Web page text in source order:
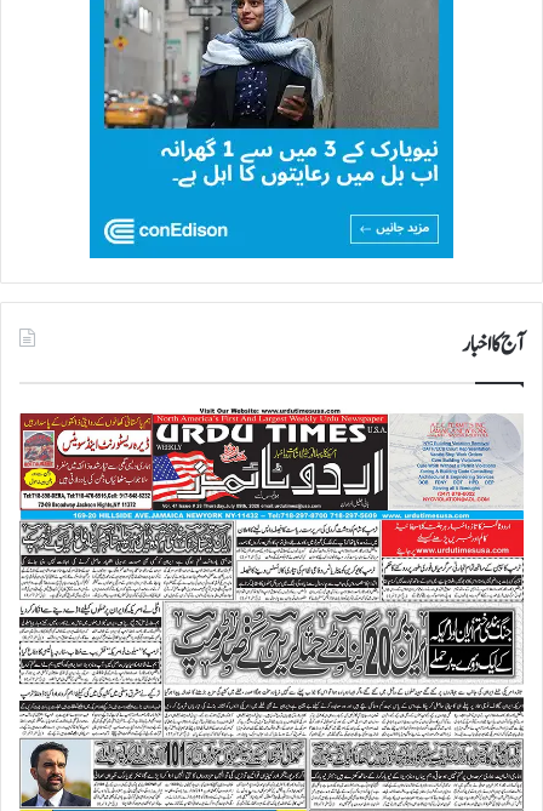
آج کا اخبار